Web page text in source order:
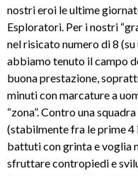
nostri eroi le ultime
Esploratori. Per i nostri
nel risicato numero di 8
abbiamo tenuto il campo
buona prestazione,
minuti con marcature a
“zona”. Contro una
(stabilmente fra le prime 4
battuti con grinta e voglia
sfruttare contropiedi e